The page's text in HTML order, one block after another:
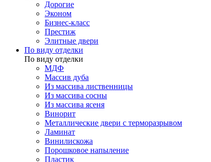
Дорогие
Эконом
Бизнес-класс
Престиж
Элитные двери
По виду отделки
По виду отделки
МДФ
Массив дуба
Из массива лиственницы
Из массива сосны
Из массива ясеня
Винорит
Металлические двери с терморазрывом
Ламинат
Винилискожа
Порошковое напыление
Пластик